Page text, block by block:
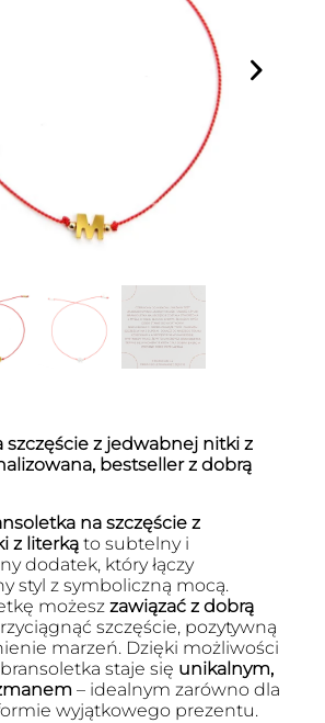
szczęście z jedwabnej nitki z
bestseller z dobrą
na szczęście z
z literkąto subtelny i
dodatek, który łączy
styl z symboliczną mocą.
możesz zawiązać z dobrą
szczęście, pozytywną
marzeń. Dzięki możliwości
staje się unikalnym,
– idealnym zarówno dla
wyjątkowego prezentu.